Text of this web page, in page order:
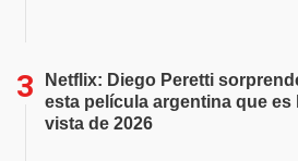
Netflix: Diego Peretti
esta película argentina que es
vista de 2026